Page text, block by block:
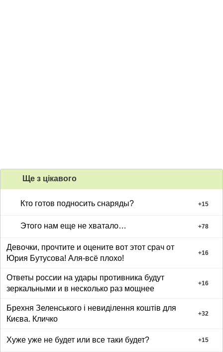
Ще з цiкавого
Кто готов подносить снаряды? +15
Этого нам еще не хватало… +78
Девочки, прочтите и оцените вот этот срач от
Юрия Бутусова! Аля-всё плохо!
+16
Ответы россии на удары противника будут
зеркальными и в несколько раз мощнее
+16
Брехня Зеленського і невиділення коштів для
Києва. Кличко
+32
Хуже уже не будет или все таки будет? +15